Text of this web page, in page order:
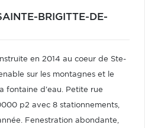
BRIGITTE-DE-
en 2014 au coeur de Ste-
sur les montagnes et le
fontaine d'eau. Petite rue
p2 avec 8 stationnements,
Fenestration abondante,